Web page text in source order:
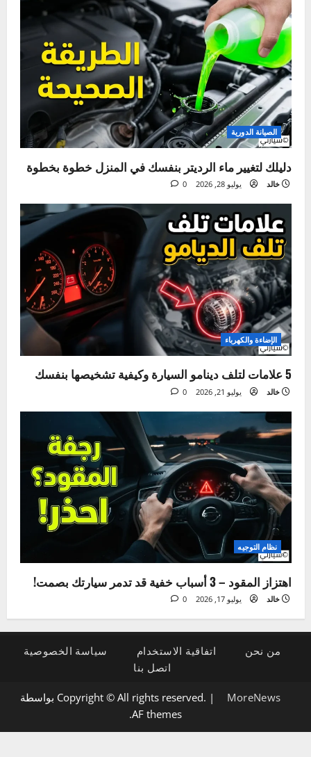
الإطارات والجنوط
صيانة الإطارات – خطأ بسيط قد يكلفك حياتك!
خالد أغسطس 4, 2026 0
الصيانة الدورية
دليلك لتغيير ماء الرديتر بنفسك في المنزل خطوة بخطوة
خالد يوليو 28, 2026 0
الإضاءة والكهرباء
خالد يوليو 21, 2026